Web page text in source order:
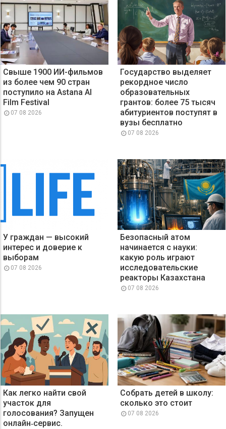
Свыше 1900 ИИ-фильмов
из более чем 90 стран
поступило на Astana AI
Film Festival
07 08 2026
Государство выделяет
рекордное число
образовательных
грантов: более 75 тысяч
абитуриентов поступят в
вузы бесплатно
07 08 2026
У граждан — высокий
интерес и доверие к
выборам
07 08 2026
Безопасный атом
начинается с науки:
какую роль играют
исследовательские
реакторы Казахстана
07 08 2026
Как легко найти свой
участок для
голосования? Запущен
онлайн‑сервис.
Собрать детей в школу:
сколько это стоит
07 08 2026